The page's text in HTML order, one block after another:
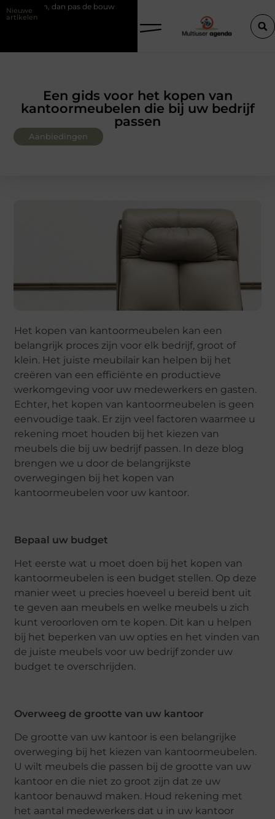
Nieuwe
artikelen
de bouw Slim kiezen voor wisselweer met een tussenjas
Een gids voor het kopen van
kantoormeubelen die bij uw bedrijf
passen
Aanbiedingen
Het kopen van kantoormeubelen kan een
belangrijk proces zijn voor elk bedrijf, groot of
klein. Het juiste meubilair kan helpen bij het
creëren van een efficiënte en productieve
werkomgeving voor uw medewerkers en gasten.
Echter, het kopen van kantoormeubelen is geen
eenvoudige taak. Er zijn veel factoren waarmee u
rekening moet houden bij het kiezen van
meubels die bij uw bedrijf passen. In deze blog
brengen we u door de belangrijkste
overwegingen bij het kopen van
kantoormeubelen voor uw kantoor.
Bepaal uw budget
Het eerste wat u moet doen bij het kopen van
kantoormeubelen is een budget stellen. Op deze
manier weet u precies hoeveel u bereid bent uit
te geven aan meubels en welke meubels u zich
kunt veroorloven om te kopen. Dit kan u helpen
bij het beperken van uw opties en het vinden van
de juiste meubels voor uw bedrijf zonder uw
budget te overschrijden.
Overweeg de grootte van uw kantoor
De grootte van uw kantoor is een belangrijke
overweging bij het kiezen van kantoormeubelen.
U wilt meubels die passen bij de grootte van uw
kantoor en die niet zo groot zijn dat ze uw
kantoor benauwd maken. Houd rekening met
het aantal medewerkers dat u in uw kantoor